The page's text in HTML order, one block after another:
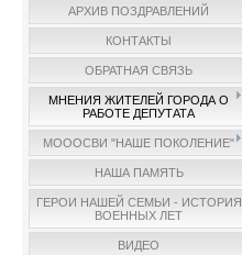
АРХИВ ПОЗДРАВЛЕНИЙ
КОНТАКТЫ
ОБРАТНАЯ СВЯЗЬ
МНЕНИЯ ЖИТЕЛЕЙ ГОРОДА О
РАБОТЕ ДЕПУТАТА
МОООСВИ "НАШЕ ПОКОЛЕНИЕ"
НАША ПАМЯТЬ
ГЕРОИ НАШЕЙ СЕМЬИ - ИСТОРИЯ
ВОЕННЫХ ЛЕТ
ВИДЕО